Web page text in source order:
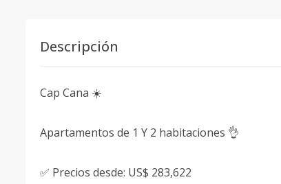
Descripción
Cap Cana ☀️
Apartamentos de 1 Y 2 habitaciones 👌
✅ Precios desde: US$ 283,622